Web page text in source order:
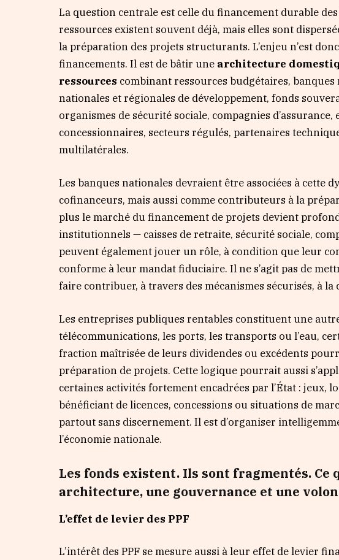
La question centrale est celle du financement durable des
ressources existent souvent déjà, mais elles sont
la préparation des projets structurants. L’enjeu n’est
financements. Il est de bâtir une architecture
ressources combinant ressources budgétaires,
nationales et régionales de développement, fonds
organismes de sécurité sociale, compagnies
concessionnaires, secteurs régulés, partenaires
multilatérales.
Les banques nationales devraient être associées à cette
cofinanceurs, mais aussi comme contributeurs à la
plus le marché du financement de projets devient
institutionnels — caisses de retraite, sécurité sociale,
peuvent également jouer un rôle, à condition que leur
conforme à leur mandat fiduciaire. Il ne s’agit pas de
faire contribuer, à travers des mécanismes sécurisés, à
Les entreprises publiques rentables constituent une
télécommunications, les ports, les transports ou l’eau,
fraction maîtrisée de leurs dividendes ou excédents
préparation de projets. Cette logique pourrait aussi
certaines activités fortement encadrées par l’État : jeux,
bénéficiant de licences, concessions ou situations de
partout sans discernement. Il est d’organiser
l’économie nationale.
Les fonds existent. Ils sont fragmentés. Ce
architecture, une gouvernance et une
L’effet de levier des PPF
L’intérêt des PPF se mesure aussi à leur effet de levier